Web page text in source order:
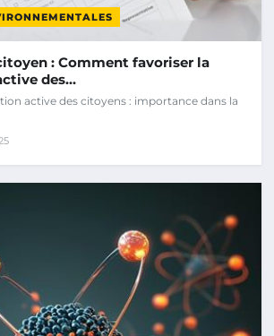
: Comment favoriser la
des…
active des citoyens : importance dans la